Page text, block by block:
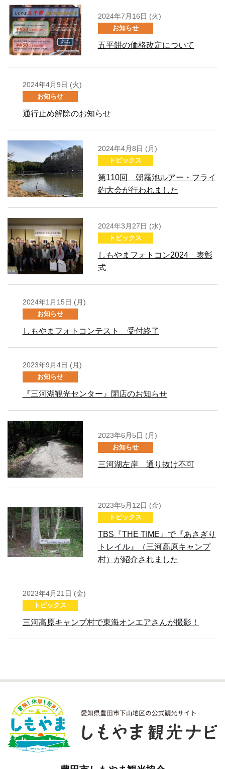
2024年7月16日 (火)
お知らせ
五平餅の価格改定について
2024年4月9日 (火)
お知らせ
通行止め解除のお知らせ
2024年4月8日 (月)
トピックス
第110回 朝霧池ルアー・フライ
釣大会が行われました
2024年3月27日 (水)
トピックス
しもやまフォトコン2024 表彰
式
2024年1月15日 (月)
お知らせ
しもやまフォトコンテスト 受付終了
2023年9月4日 (月)
お知らせ
『三河湖観光センター』閉店のお知らせ
2023年6月5日 (月)
お知らせ
三河湖左岸 通り抜け不可
2023年5月12日 (金)
トピックス
TBS『THE TIME』で『あさぎり
トレイル』（三河高原キャンプ
村）が紹介されました
2023年4月21日 (金)
トピックス
三河高原キャンプ村で東海オンエアさんが撮影！